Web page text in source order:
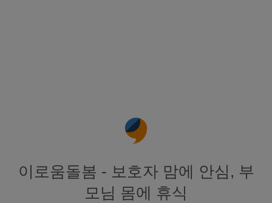
이로움돌봄 - 보호자 맘에 안심, 부
모님 몸에 휴식